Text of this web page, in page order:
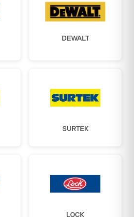
DEWALT
SURTEK
LOCK